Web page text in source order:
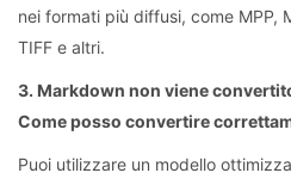
nei formati più diffusi, come MPP,
TIFF e altri.
3. Markdown non viene
Come posso convertire
Puoi utilizzare un modello